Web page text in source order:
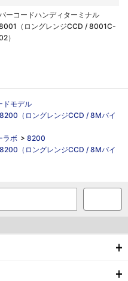
ーコードハンディターミナル
（ロングレンジCCD / 8001C-
）
ドモデル
（ロングレンジCCD / 8Mバイ
ラボ > 8200
（ロングレンジCCD / 8Mバイ